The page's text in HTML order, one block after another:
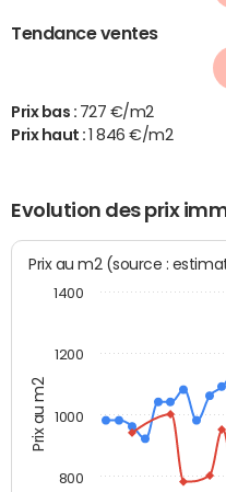
Tendance ventes
Prix bas : 727 €/m2
Prix haut :
1 846 €/m2
Evolution des prix
Prix au m2
Prix au m2 (source :
800
1000
1200
1400